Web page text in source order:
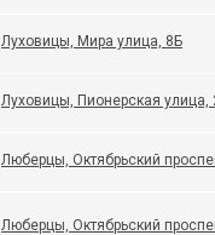
Луховицы, Мира улица, 8Б
Луховицы, Пионерская улица,
Люберцы, Октябрьский
Люберцы, Октябрьский